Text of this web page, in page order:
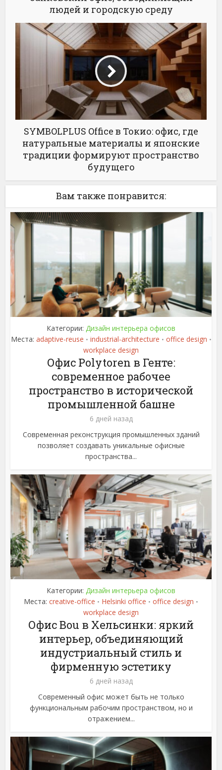
людей и городскую среду
SYMBOLPLUS Office в Токио: офис, где
натуральные материалы и японские
традиции формируют пространство
будущего
Вам также понравится:
Категории: Дизайн интерьера офисов
Места: adaptive-reuse • industrial-architecture • office design •
workplace design
Офис Polytoren в Генте:
современное рабочее
пространство в исторической
промышленной башне
6 дней назад
Современная реконструкция промышленных зданий
позволяет создавать уникальные офисные
пространства...
Категории: Дизайн интерьера офисов
Места: creative-office • Helsinki office • office design •
workplace design
Офис Bou в Хельсинки: яркий
интерьер, объединяющий
индустриальный стиль и
фирменную эстетику
6 дней назад
Современный офис может быть не только
функциональным рабочим пространством, но и
отражением...